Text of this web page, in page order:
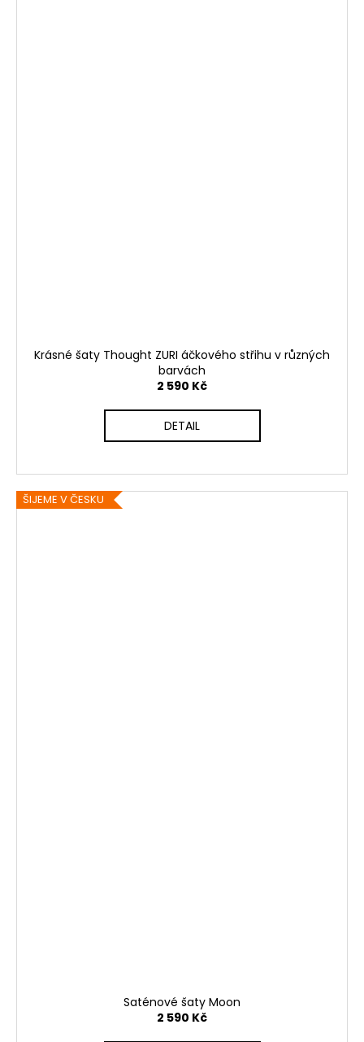
Krásné šaty Thought ZURI áčkového střihu v různých
barvách
2 590 Kč
DETAIL
ŠIJEME V ČESKU
Saténové šaty Moon
2 590 Kč